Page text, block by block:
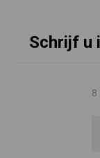
Schrijf u
8